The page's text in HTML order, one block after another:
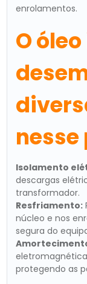
enrolamentos.
O
nesse
Isolamento
descargas
transformador.
Resfriamento:
núcleo e nos
segura do
protegendo as